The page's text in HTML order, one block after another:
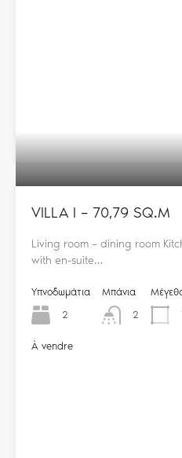
VILLA I – 70,79 SQ.M
Living room – dining room
with en-suite…
Υπνοδωμάτια
2
Μπάνια
2
À vendre